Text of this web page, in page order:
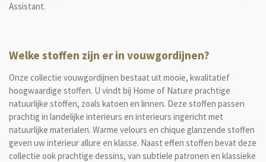
Assistant.
Welke stoffen zijn er in vouwgordijnen?
Onze collectie vouwgordijnen bestaat uit mooie, kwalitatief
hoogwaardige stoffen. U vindt bij Home of Nature prachtige
natuurlijke stoffen, zoals katoen en linnen. Deze stoffen passen
prachtig in landelijke interieurs en interieurs ingericht met
natuurlijke materialen. Warme velours en chique glanzende stoffen
geven uw interieur allure en klasse. Naast effen stoffen bevat deze
collectie ook prachtige dessins, van subtiele patronen en klassieke